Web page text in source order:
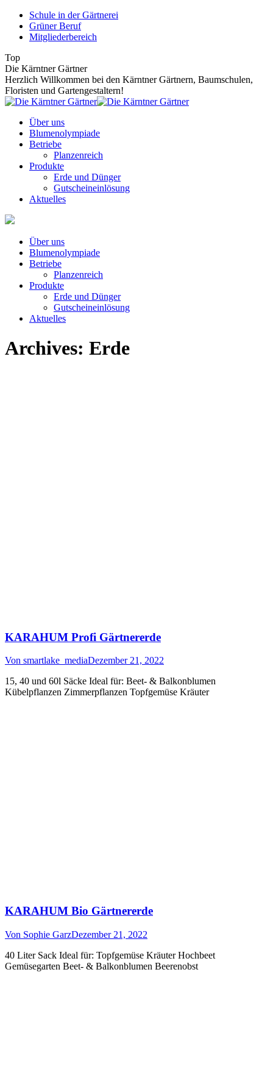
Zum
Inhalt
springen
Schule in der Gärtnerei
Grüner Beruf
Mitgliederbereich
Top
Die Kärntner Gärtner
Herzlich Willkommen bei den Kärntner Gärtnern, Baumschulen,
Floristen und Gartengestaltern!
Über uns
Blumenolympiade
Betriebe
Planzenreich
Produkte
Erde und Dünger
Gutscheineinlösung
Aktuelles
Über uns
Blumenolympiade
Betriebe
Planzenreich
Produkte
Erde und Dünger
Gutscheineinlösung
Aktuelles
Archives: Erde
KARAHUM Profi Gärtnererde
Von smartlake_mediaDezember 21, 2022
15, 40 und 60l Säcke Ideal für: Beet- & Balkonblumen
Kübelpflanzen Zimmerpflanzen Topfgemüse Kräuter
KARAHUM Bio Gärtnererde
Von Sophie GarzDezember 21, 2022
40 Liter Sack Ideal für: Topfgemüse Kräuter Hochbeet
Gemüsegarten Beet- & Balkonblumen Beerenobst